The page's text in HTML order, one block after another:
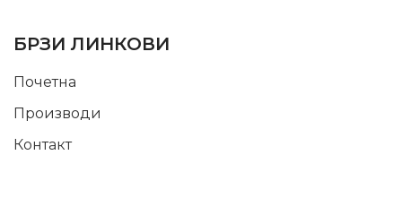
БРЗИ ЛИНКОВИ
Почетна
Производи
Контакт